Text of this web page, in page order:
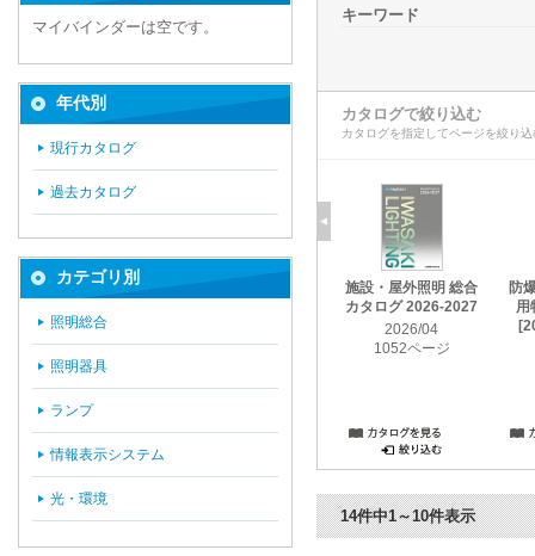
キーワード
カタログで絞り込む
カタログを指定してページを絞り
施設・屋外照明 総合
カタログ 2026-2027
2026/04
1052ページ
防
用
14件中1～10件表示
マイバインダーは空です。
年代別
現行カタログ
過去カタログ
カテゴリ別
照明総合
照明器具
ランプ
情報表示システム
光・環境